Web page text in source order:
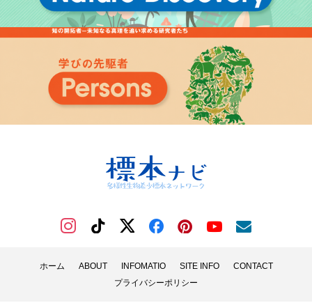
ホーム ABOUT INFOMATIO SITE INFO
CONTACT
プライバシーポリシー